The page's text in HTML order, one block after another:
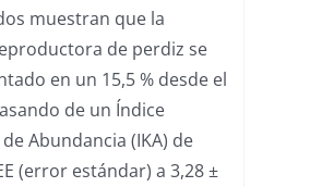
muestran que la
de perdiz se
en un 15,5 % desde el
de un Índice
Abundancia (IKA) de
(error estándar) a 3,28 ±